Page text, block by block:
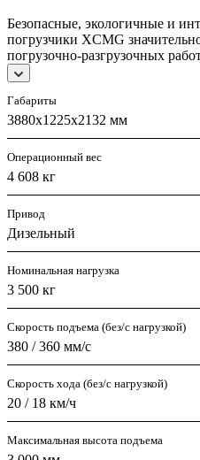
Безопасные, экологичные и
погрузчики XCMG
погрузочно-разгрузочных
Габариты
3880х1225х2132 мм
Операционный вес
4 608 кг
Привод
Дизельный
Номинальная нагрузка
3 500 кг
Скорость подъема (без/с нагрузкой)
380 / 360 мм/с
Скорость хода (без/с нагрузкой)
20 / 18 км/ч
Максимальная высота подъема